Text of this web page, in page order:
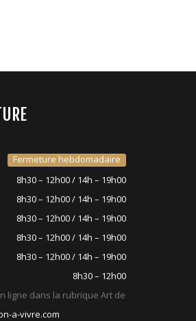
Fermeture hebdomadaire
8h30 – 12h00 / 14h – 19h00
8h30 – 12h00 / 14h – 19h00
8h30 – 12h00 / 14h – 19h00
8h30 – 12h00 / 14h – 19h00
8h30 – 12h00 / 14h – 19h00
8h30 – 12h00
ligne dans la rubrique Art de
a-vivre.com